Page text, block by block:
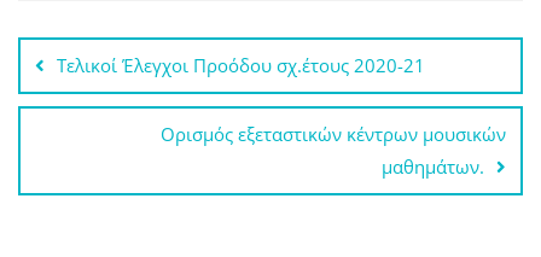
Πλοήγηση
άρθρων
Τελικοί Έλεγχοι Προόδου σχ.έτους 2020-21
Ορισμός εξεταστικών κέντρων μουσικών
μαθημάτων.